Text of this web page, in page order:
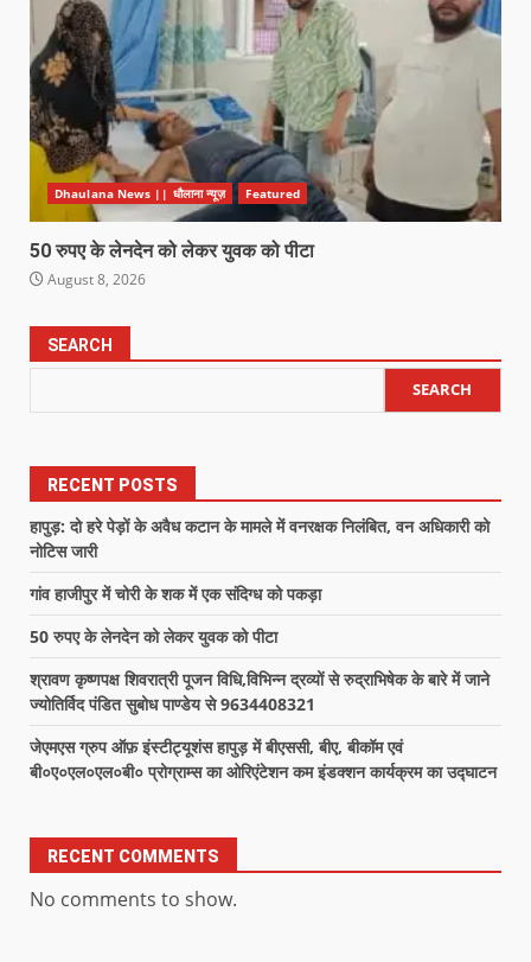
Dhaulana News || धौलाना न्यूज़ Featured
50 रुपए के लेनदेन को लेकर युवक को पीटा
August 8, 2026
SEARCH
SEARCH
RECENT POSTS
हापुड़: दो हरे पेड़ों के अवैध कटान के मामले में वनरक्षक निलंबित, वन अधिकारी को
नोटिस जारी
गांव हाजीपुर में चोरी के शक में एक संदिग्ध को पकड़ा
50 रुपए के लेनदेन को लेकर युवक को पीटा
श्रावण कृष्णपक्ष शिवरात्री पूजन विधि,विभिन्न द्रव्यों से रुद्राभिषेक के बारे में जाने
ज्योतिर्विद पंडित सुबोध पाण्डेय से 9634408321
जेएमएस ग्रुप ऑफ़ इंस्टीट्यूशंस हापुड़ में बीएससी, बीए, बीकॉम एवं
बी०ए०एल०एल०बी० प्रोग्राम्स का ओरिएंटेशन कम इंडक्शन कार्यक्रम का उद्घाटन
RECENT COMMENTS
No comments to show.